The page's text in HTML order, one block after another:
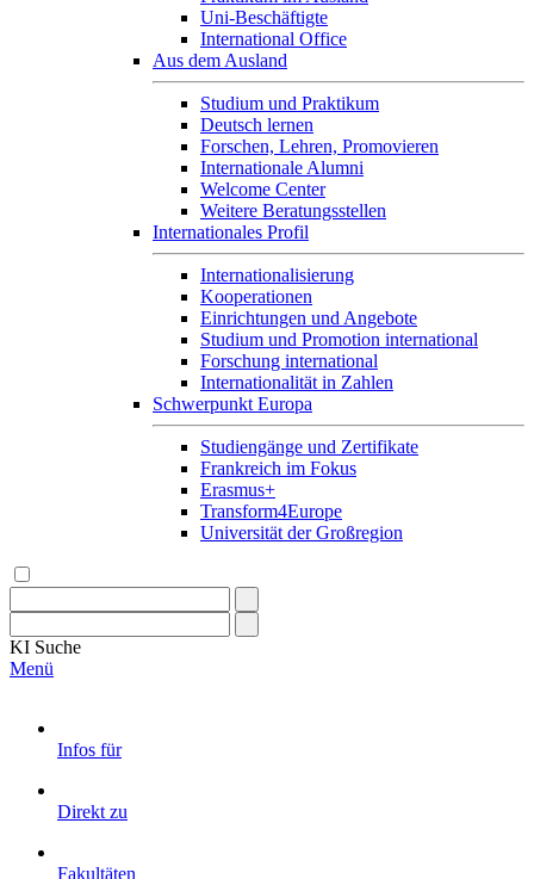
Uni-Beschäftigte
International Office
Aus dem Ausland
Studium und Praktikum
Deutsch lernen
Forschen, Lehren, Promovieren
Internationale Alumni
Welcome Center
Weitere Beratungsstellen
Internationales Profil
Internationalisierung
Kooperationen
Einrichtungen und Angebote
Studium und Promotion international
Forschung international
Internationalität in Zahlen
Schwerpunkt Europa
Studiengänge und Zertifikate
Frankreich im Fokus
Erasmus+
Transform4Europe
Universität der Großregion
KI Suche
Menü
Infos für
Direkt zu
Fakultäten